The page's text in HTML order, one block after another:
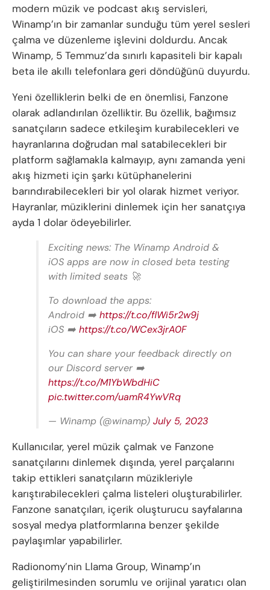
modern müzik ve podcast akış servisleri,
Winamp’ın bir zamanlar sunduğu tüm yerel sesleri
çalma ve düzenleme işlevini doldurdu. Ancak
Winamp, 5 Temmuz’da sınırlı kapasiteli bir kapalı
beta ile akıllı telefonlara geri döndüğünü duyurdu.
Yeni özelliklerin belki de en önemlisi, Fanzone
olarak adlandırılan özelliktir. Bu özellik, bağımsız
sanatçıların sadece etkileşim kurabilecekleri ve
hayranlarına doğrudan mal satabilecekleri bir
platform sağlamakla kalmayıp, aynı zamanda yeni
akış hizmeti için şarkı kütüphanelerini
barındırabilecekleri bir yol olarak hizmet veriyor.
Hayranlar, müziklerini dinlemek için her sanatçıya
ayda 1 dolar ödeyebilirler.
Exciting news: The Winamp Android &
iOS apps are now in closed beta testing
with limited seats 🚀
To download the apps:
Android ➡️ https://t.co/flWi5r2w9j
iOS ➡️ https://t.co/WCex3jrA0F
You can share your feedback directly on
our Discord server ➡️
https://t.co/M1YbWbdHiC
pic.twitter.com/uamR4YwVRq
— Winamp (@winamp) July 5, 2023
Kullanıcılar, yerel müzik çalmak ve Fanzone
sanatçılarını dinlemek dışında, yerel parçalarını
takip ettikleri sanatçıların müzikleriyle
karıştırabilecekleri çalma listeleri oluşturabilirler.
Fanzone sanatçıları, içerik oluşturucu sayfalarına
sosyal medya platformlarına benzer şekilde
paylaşımlar yapabilirler.
Radionomy’nin Llama Group, Winamp’ın
geliştirilmesinden sorumlu ve orijinal yaratıcı olan